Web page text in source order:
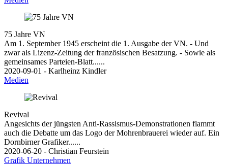
75 Jahre VN
Am 1. September 1945 erscheint die 1. Ausgabe der VN. - Und
zwar als Lizenz-Zeitung der französischen Besatzung. - Sowie als
gemeinsames Parteien-Blatt......
2020-09-01 - Karlheinz Kindler
Medien
Revival
Angesichts der jüngsten Anti-Rassismus-Demonstrationen flammt
auch die Debatte um das Logo der Mohrenbrauerei wieder auf. Ein
Dornbirner Grafiker......
2020-06-20 - Christian Feurstein
Grafik Unternehmen